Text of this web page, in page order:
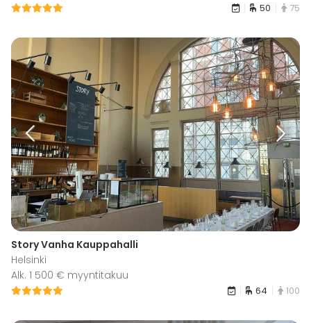
50 75
Story Vanha Kauppahalli
Helsinki
Alk. 1 500 € myyntitakuu
64 100